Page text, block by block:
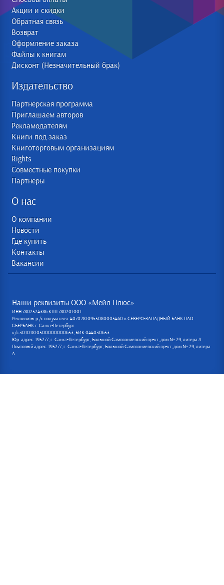
Акции и скидки
Обратная связь
Возврат
Оформление заказа
Файлы к книгам
Дисконт (Незначительный брак)
Издательство
Партнерская программа
Приглашаем авторов
Рекламодателям
Книги под заказ
Книготорговым организациям
Rights
Совместные покупки
Партнеры
О нас
О компании
Новости
Где купить
Контакты
Вакансии
Наши реквизиты:ООО «Мейл Плюс»
ИНН 7802524386 КПП 780201001
Реквизиты р /с получателя: 40702810955080005460 в СЕВЕРО-ЗАПАДНЫЙ БАНК ПАО
СБЕРБАНК г. Санкт-Петербург
к/с 30101810500000000653, БИК 044030653
Юр. адрес: 195277, г. Санкт-Петербург, Большой Сампсониевский пр-кт, дом № 29, литера А
Почтовый адрес: 195277, г. Санкт-Петербург, Большой Сампсониевский пр-кт, дом № 29, литера
А